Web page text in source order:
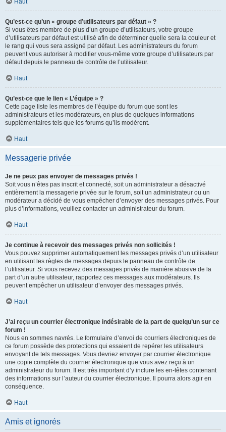
Haut
Qu’est-ce qu’un « groupe d’utilisateurs par défaut » ?
Si vous êtes membre de plus d’un groupe d’utilisateurs, votre groupe
d’utilisateurs par défaut est utilisé afin de déterminer quelle sera la couleur et
le rang qui vous sera assigné par défaut. Les administrateurs du forum
peuvent vous autoriser à modifier vous-même votre groupe d’utilisateurs par
défaut depuis le panneau de contrôle de l’utilisateur.
Haut
Qu’est-ce que le lien « L’équipe » ?
Cette page liste les membres de l’équipe du forum que sont les
administrateurs et les modérateurs, en plus de quelques informations
supplémentaires tels que les forums qu’ils modèrent.
Haut
Messagerie privée
Je ne peux pas envoyer de messages privés !
Soit vous n’êtes pas inscrit et connecté, soit un administrateur a désactivé
entièrement la messagerie privée sur le forum, soit un administrateur ou un
modérateur a décidé de vous empêcher d’envoyer des messages privés. Pour
plus d’informations, veuillez contacter un administrateur du forum.
Haut
Je continue à recevoir des messages privés non sollicités !
Vous pouvez supprimer automatiquement les messages privés d’un utilisateur
en utilisant les règles de messages depuis le panneau de contrôle de
l’utilisateur. Si vous recevez des messages privés de manière abusive de la
part d’un autre utilisateur, rapportez ces messages aux modérateurs. Ils
peuvent empêcher un utilisateur d’envoyer des messages privés.
Haut
J’ai reçu un courrier électronique indésirable de la part de quelqu’un sur ce
forum !
Nous en sommes navrés. Le formulaire d’envoi de courriers électroniques de
ce forum possède des protections qui essaient de repérer les utilisateurs
envoyant de tels messages. Vous devriez envoyer par courrier électronique
une copie complète du courrier électronique que vous avez reçu à un
administrateur du forum. Il est très important d’y inclure les en-têtes contenant
des informations sur l’auteur du courrier électronique. Il pourra alors agir en
conséquence.
Haut
Amis et ignorés